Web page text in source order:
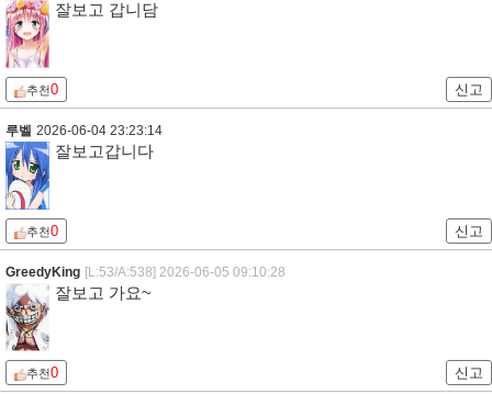
잘보고 갑니담
추천0 신고
루벨 2026-06-04 23:23:14
잘보고갑니다
추천0 신고
GreedyKing [L:53/A:538] 2026-06-05 09:10:28
잘보고 가요~
추천0 신고